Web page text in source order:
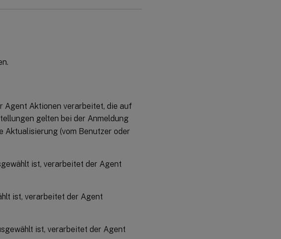
Agent Aktionen verarbeitet, die auf
gelten bei der Anmeldung
Aktualisierung (vom Benutzer oder
ist, verarbeitet der Agent
ist, verarbeitet der Agent
ist, verarbeitet der Agent